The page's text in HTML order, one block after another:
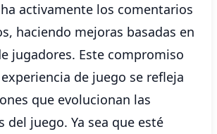
activamente los comentarios
haciendo mejoras basadas en
jugadores. Este compromiso
de juego se refleja
que evolucionan las
del juego. Ya sea que esté